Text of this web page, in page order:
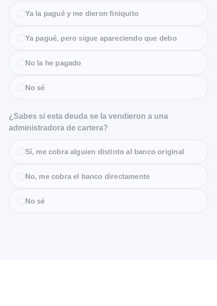
Ya la pagué y me dieron finiquito
Ya pagué, pero sigue apareciendo que debo
No la he pagado
No sé
¿Sabes si esta deuda se la vendieron a una
administradora de cartera?
Sí, me cobra alguien distinto al banco original
No, me cobra el banco directamente
No sé